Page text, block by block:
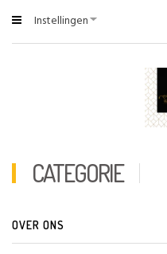
Instellingen
CATEGORIE
OVER ONS